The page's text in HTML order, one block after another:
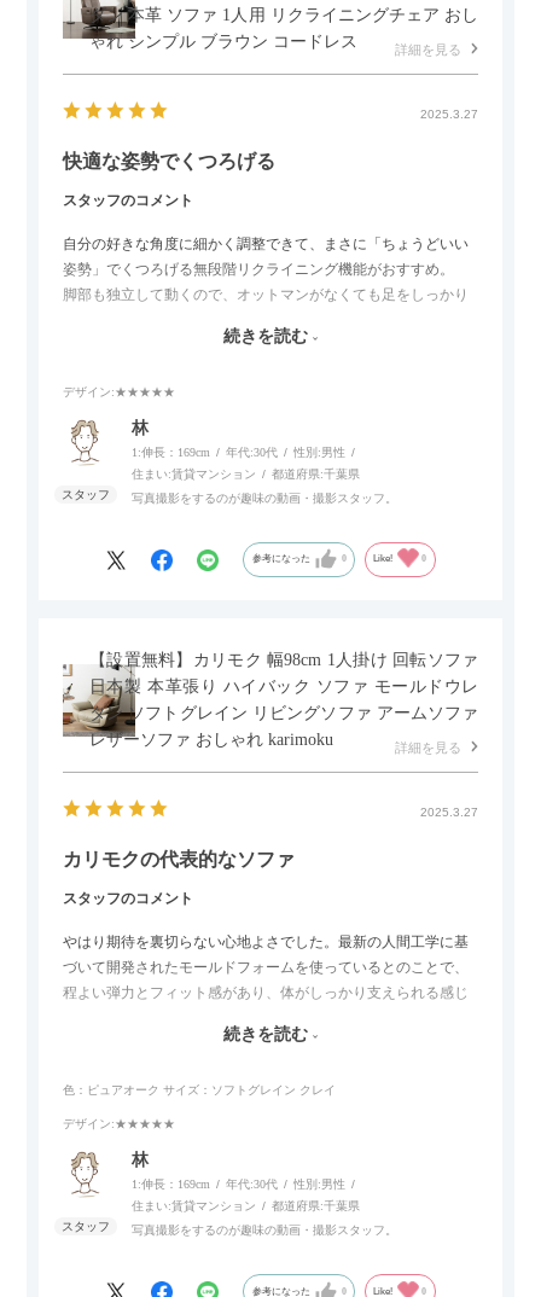
ダン 本革 ソファ 1人用 リクライニングチェア おし
ゃれ シンプル ブラウン コードレス
詳細を見る
2025.3.27
快適な姿勢でくつろげる
スタッフのコメント
自分の好きな角度に細かく調整できて、まさに「ちょうどいい
姿勢」でくつろげる無段階リクライニング機能がおすすめ。
脚部も独立して動くので、オットマンがなくても足をしっかり
スマホやタブレットを充電しながらリラックスできるのが嬉し
個人的にはコードレス＆充電式なので、コンセントの場所を気
にせず、好きな場所に置けるのが画期的に感じました。
続きを読む
デザイン:★★★★★
林
1:伸長：169cm 年代:30代 性別:男性
住まい:賃貸マンション 都道府県:千葉県
写真撮影をするのが趣味の動画・撮影スタッフ。
参考になった 0 Like! 0
【設置無料】カリモク 幅98cm 1人掛け 回転ソファ
日本製 本革張り ハイバック ソファ モールドウレ
タン ソフトグレイン リビングソファ アームソファ
レザーソファ おしゃれ karimoku
詳細を見る
2025.3.27
カリモクの代表的なソファ
スタッフのコメント
やはり期待を裏切らない心地よさでした。最新の人間工学に基
づいて開発されたモールドフォームを使っているとのことで、
程よい弾力とフィット感があり、体がしっかり支えられる感じ
リラックスタイムによさそうでした。回転タイプなので、個人
す。
続きを読む
色：ピュアオーク サイズ：ソフトグレイン クレイ
デザイン:★★★★★
林
1:伸長：169cm 年代:30代 性別:男性
住まい:賃貸マンション 都道府県:千葉県
写真撮影をするのが趣味の動画・撮影スタッフ。
参考になった 0 Like! 0